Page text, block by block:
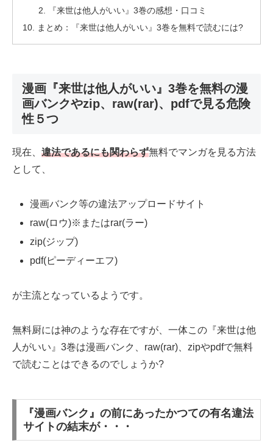
『来世は他人がいい』3巻の感想・口コミ
まとめ：『来世は他人がいい』3巻を無料で読むには?
漫画『来世は他人がいい』3巻を無料の漫
画バンクやzip、raw(rar)、pdfで見る危険
性５つ
現在、 違法であるにも関わらず無料でマンガを見る方法
として、
漫画バンク等の違法アップロードサイト
raw(ロウ)※またはrar(ラー)
zip(ジップ)
pdf(ピーディーエフ)
が主流となっているようです。
無料厨には神のような存在ですが、一体この『来世は他
人がいい』3巻は漫画バンク、raw(rar)、zipやpdfで無料
で読むことはできるのでしょうか?
『漫画バンク』の前にあったかつての有名違法
サイトの結末が・・・